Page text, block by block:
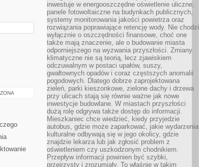
inwestuje w energooszczędne oświetlenie uliczne,
panele fotowoltaiczne na budynkach publicznych,
systemy monitorowania jakości powietrza oraz
rozwiązania poprawiające retencję wody. Nie chodzi
wyłącznie o oszczędności finansowe, choć one
także mają znaczenie, ale o budowanie miasta
odporniejszego na wyzwania przyszłości. Zmiany
klimatyczne nie są teorią, lecz zjawiskiem
odczuwalnym w postaci upałów, suszy,
gwałtownych opadów i coraz częstszych anomalii
pogodowych. Dlatego dobrze zaprojektowana
zieleń, parki kieszonkowe, zielone dachy i drzewa
przy ulicach stają się równie ważne jak nowe
inwestycje budowlane. W miastach przyszłości
dużą rolę odgrywa także dostęp do informacji.
Mieszkaniec chce wiedzieć, kiedy przyjedzie
autobus, gdzie może zaparkować, jakie wydarzenia
kulturalne odbywają się w jego okolicy, gdzie
znajdzie lekarza lub jak zgłosić problem z
oświetleniem czy uszkodzonym chodnikiem.
Przepływ informacji powinien być szybki,
przejrzysty i zrozumiały. To właśnie w takim